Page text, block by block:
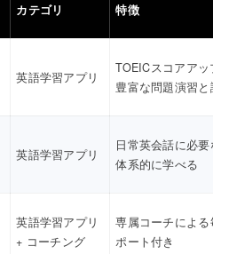
カテゴリ 特徴
英語学習アプリ
TOEICスコアアップ
豊富な問題演習と講
英語学習アプリ
日常英会話に必要な
体系的に学べる
英語学習アプリ
+ コーチング
専属コーチによる毎
ポート付き